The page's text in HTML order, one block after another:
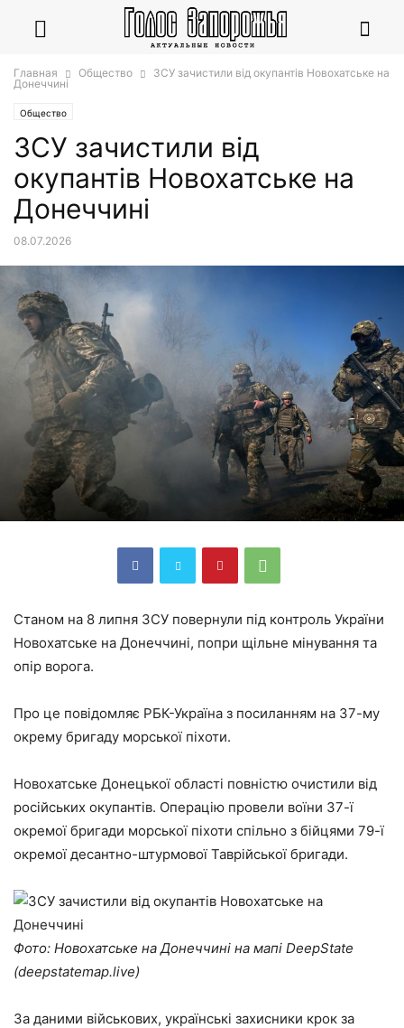
Главная Общество
ЗСУ зачистили від окупантів Новохатське на
Донеччині
Общество
ЗСУ зачистили від
окупантів Новохатське на
Донеччині
08.07.2026
Станом на 8 липня ЗСУ повернули під контроль України
Новохатське на Донеччині, попри щільне мінування та
опір ворога.
Про це повідомляє РБК-Україна з посиланням на 37-му
окрему бригаду морської піхоти.
Новохатське Донецької області повністю очистили від
російських окупантів. Операцію провели воїни 37-ї
окремої бригади морської піхоти спільно з бійцями 79-ї
окремої десантно-штурмової Таврійської бригади.
Фото: Новохатське на Донеччині на мапі DeepState
(deepstatemap.live)
За даними військових, українські захисники крок за